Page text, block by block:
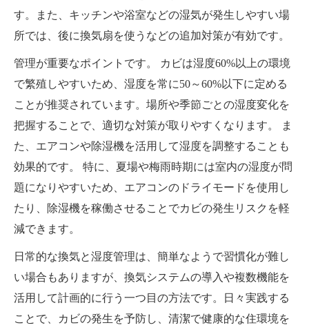
す。また、キッチンや浴室などの湿気が発生しやすい場
所では、後に換気扇を使うなどの追加対策が有効です。
管理が重要なポイントです。 カビは湿度60%以上の環境
で繁殖しやすいため、湿度を常に50～60%以下に定める
ことが推奨されています。場所や季節ごとの湿度変化を
把握することで、適切な対策が取りやすくなります。 ま
た、エアコンや除湿機を活用して湿度を調整することも
効果的です。 特に、夏場や梅雨時期には室内の湿度が問
題になりやすいため、エアコンのドライモードを使用し
たり、除湿機を稼働させることでカビの発生リスクを軽
減できます。
日常的な換気と湿度管理は、簡単なようで習慣化が難し
い場合もありますが、換気システムの導入や複数機能を
活用して計画的に行う一つ目の方法です。日々実践する
ことで、カビの発生を予防し、清潔で健康的な住環境を